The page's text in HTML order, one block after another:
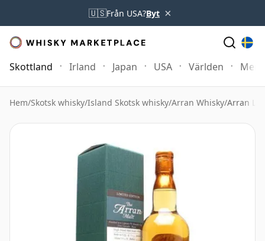
🇺🇸Från USA?Byt ×
Skottland Irland Japan USA Världen Mer
Hem/Skotsk whisky/Island Skotsk whisky/Arran Whisky/Arran